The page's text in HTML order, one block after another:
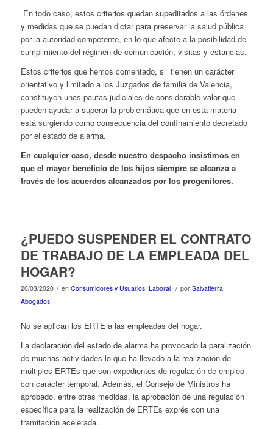
En todo caso, estos criterios quedan supeditados a las órdenes
y medidas que se puedan dictar para preservar la salud pública
por la autoridad competente, en lo que afecte a la posibilidad de
cumplimiento del régimen de comunicación, visitas y estancias.
Estos criterios que hemos comentado, si tienen un carácter
orientativo y limitado a los Juzgados de familia de Valencia,
constituyen unas pautas judiciales de considerable valor que
pueden ayudar a superar la problemática que en esta materia
está surgiendo como consecuencia del confinamiento decretado
por el estado de alarma.
En cualquier caso, desde nuestro despacho insistimos en
que el mayor beneficio de los hijos siempre se alcanza a
través de los acuerdos alcanzados por los progenitores.
¿PUEDO SUSPENDER EL CONTRATO
DE TRABAJO DE LA EMPLEADA DEL
HOGAR?
20/03/2020 / en Consumidores y Usuarios, Laboral / por Salvatierra
Abogados
No se aplican los ERTE a las empleadas del hogar.
La declaración del estado de alarma ha provocado la paralización
de muchas actividades lo que ha llevado a la realización de
múltiples ERTEs que son expedientes de regulación de empleo
con carácter temporal. Además, el Consejo de Ministros ha
aprobado, entre otras medidas, la aprobación de una regulación
específica para la realización de ERTEs exprés con una
tramitación acelerada.